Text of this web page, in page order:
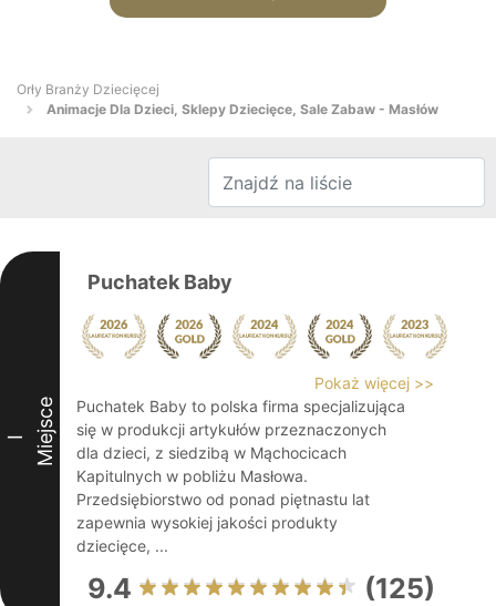
Orły Branży Dziecięcej
Animacje Dla Dzieci, Sklepy Dziecięce, Sale Zabaw - Masłów
I Miejsce
Puchatek Baby
Pokaż więcej >>
Puchatek Baby to polska firma specjalizująca
się w produkcji artykułów przeznaczonych
dla dzieci, z siedzibą w Mąchocicach
Kapitulnych w pobliżu Masłowa.
Przedsiębiorstwo od ponad piętnastu lat
zapewnia wysokiej jakości produkty
dziecięce, ...
9.4 (125)